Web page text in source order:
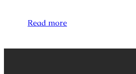
Read more